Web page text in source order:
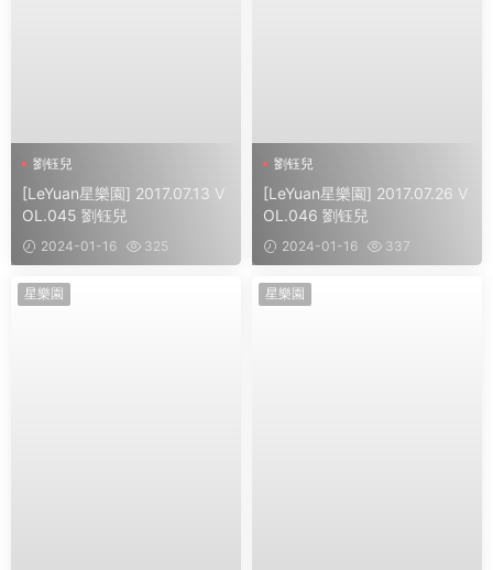
劉钰兒
[LeYuan星樂園] 2017.07.13 V
OL.045 劉钰兒
2024-01-16 325
劉钰兒
[LeYuan星樂園] 2017.07.26 V
OL.046 劉钰兒
2024-01-16 337
星樂園 星樂園